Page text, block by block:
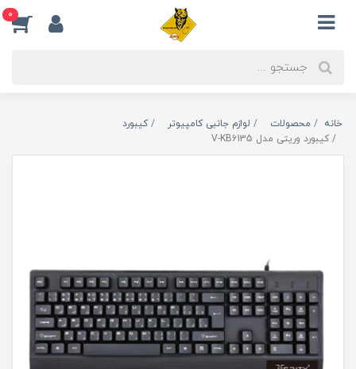
0
خانه محصولات لوازم جانبی کامپیوتر
کیبورد
کیبورد وریتی مدل V-KB6135